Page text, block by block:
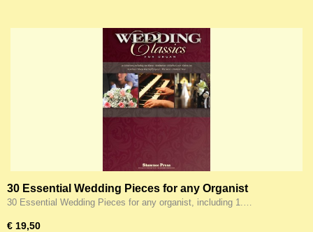
30 Essential Wedding Pieces for any Organist
30 Essential Wedding Pieces for any organist, including 1.…
€ 19,50